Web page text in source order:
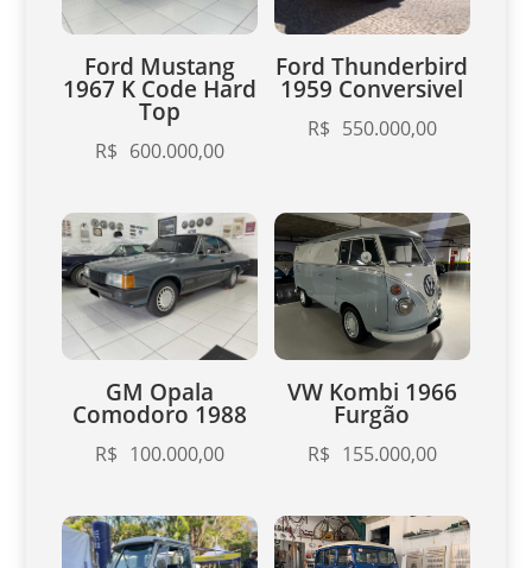
Ford Mustang
1967 K Code Hard
Top
R$ 600.000,00
Ford Thunderbird
1959 Conversivel
R$ 550.000,00
GM Opala
Comodoro 1988
R$ 100.000,00
VW Kombi 1966
Furgão
R$ 155.000,00